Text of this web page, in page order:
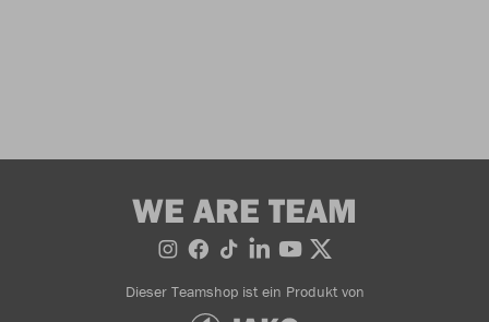
WE ARE TEAM
Dieser Teamshop ist ein Produkt von